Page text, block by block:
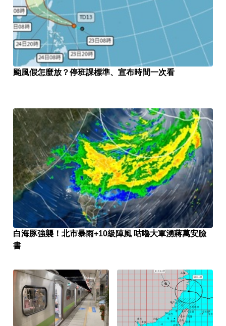
颱風假怎麼放？停班課標準、宣布時間一次看
白海豚強襲！北市暴雨+10級陣風 咕嚕大軍湧蔣萬安臉
書